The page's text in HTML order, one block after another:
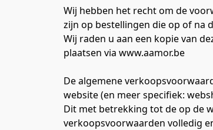
Wij hebben het recht om de
zijn op bestellingen die op of na
Wij raden u aan een kopie van
plaatsen via www.aamor.be
De algemene
website (en meer specifiek:
Dit met betrekking tot de op de
verkoopsvoorwaarden volledig